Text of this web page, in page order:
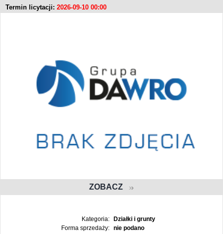
Termin licytacji: 2026-09-10 00:00
ZOBACZ
Kategoria:
Działki i grunty
Forma sprzedaży:
nie podano